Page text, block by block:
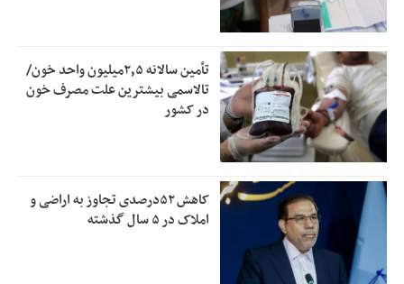
تأمین سالانه ۲٫۵میلیون واحد خون/
تالاسمی بیشترین علت مصرف‌ خون
در کشور
کاهش ۵۲درصدی تجاوز به اراضی و
املاک در ۵ سال گذشته